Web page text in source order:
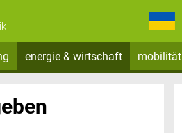
energie & wirtschaft mobilität